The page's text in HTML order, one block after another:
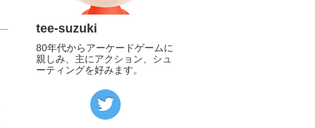
tee-suzuki
80年代からアーケードゲームに
親しみ、主にアクション、シュ
ーティングを好みます。
https://twitter.com/tee_suzuki
の